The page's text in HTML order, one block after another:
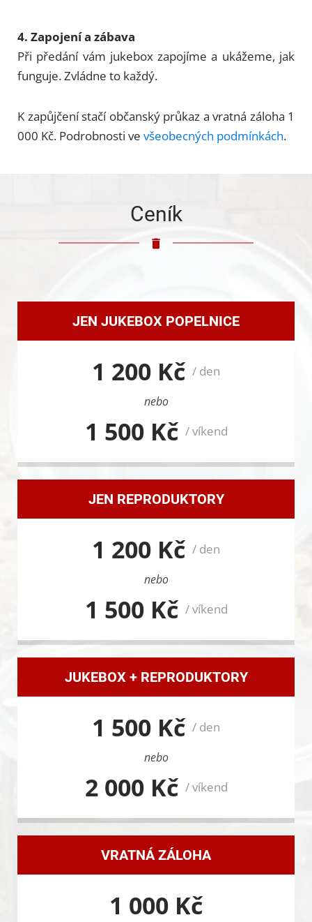
4. Zapojení a zábava
Při předání vám jukebox zapojíme a ukážeme, jak
funguje. Zvládne to každý.
K zapůjčení stačí občanský průkaz a vratná záloha 1
000 Kč. Podrobnosti ve všeobecných podmínkách.
Ceník
JEN JUKEBOX POPELNICE
1 200 Kč / den
nebo
1 500 Kč / víkend
JEN REPRODUKTORY
1 200 Kč / den
nebo
1 500 Kč / víkend
JUKEBOX + REPRODUKTORY
1 500 Kč / den
nebo
2 000 Kč / víkend
VRATNÁ ZÁLOHA
1 000 Kč